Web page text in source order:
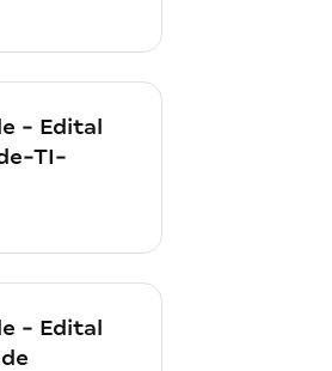
- Edital
TI-
- Edital